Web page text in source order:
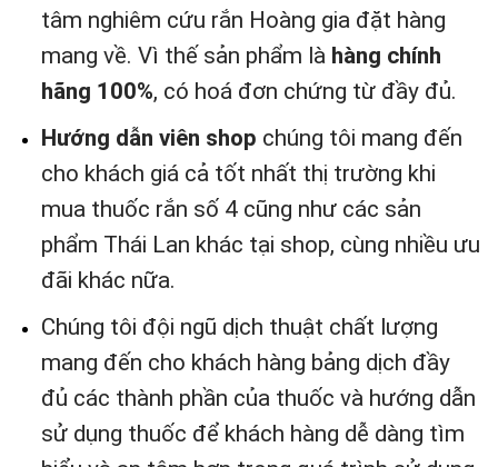
tâm nghiêm cứu rắn Hoàng gia đặt hàng
mang về. Vì thế sản phẩm là hàng chính
hãng 100%, có hoá đơn chứng từ đầy đủ.
Hướng dẫn viên shop chúng tôi mang đến
cho khách giá cả tốt nhất thị trường khi
mua thuốc rắn số 4 cũng như các sản
phẩm Thái Lan khác tại shop, cùng nhiều ưu
đãi khác nữa.
Chúng tôi đội ngũ dịch thuật chất lượng
mang đến cho khách hàng bảng dịch đầy
đủ các thành phần của thuốc và hướng dẫn
sử dụng thuốc để khách hàng dễ dàng tìm